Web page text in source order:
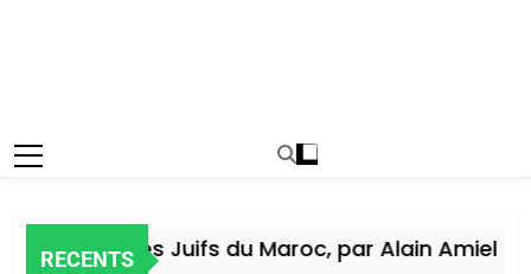
RECENTS
Histoire des Juifs du Maroc, par Alain Amiel